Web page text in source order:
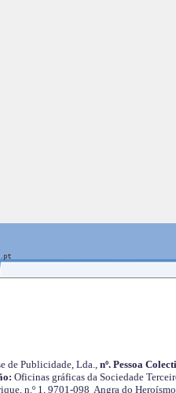
de Publicidade, Lda., nº. Pessoa
Oficinas gráficas da Sociedade
n.º 1, 9701-098 Angra do